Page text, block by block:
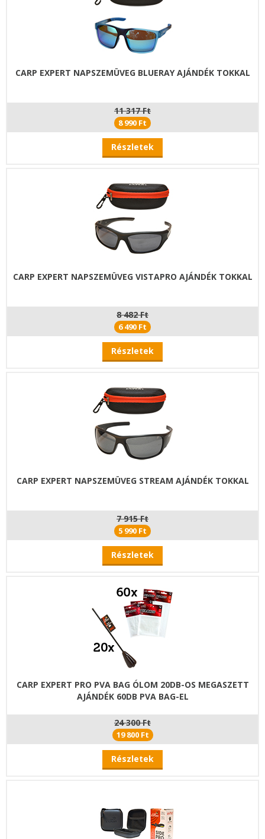
CARP EXPERT NAPSZEMÜVEG BLUERAY AJÁNDÉK TOKKAL
11 317 Ft
8 990 Ft
Részletek
CARP EXPERT NAPSZEMÜVEG VISTAPRO AJÁNDÉK TOKKAL
8 482 Ft
6 490 Ft
Részletek
CARP EXPERT NAPSZEMÜVEG STREAM AJÁNDÉK TOKKAL
7 915 Ft
5 990 Ft
Részletek
CARP EXPERT PRO PVA BAG ÓLOM 20DB-OS MEGASZETT
AJÁNDÉK 60DB PVA BAG-EL
24 300 Ft
19 800 Ft
Részletek